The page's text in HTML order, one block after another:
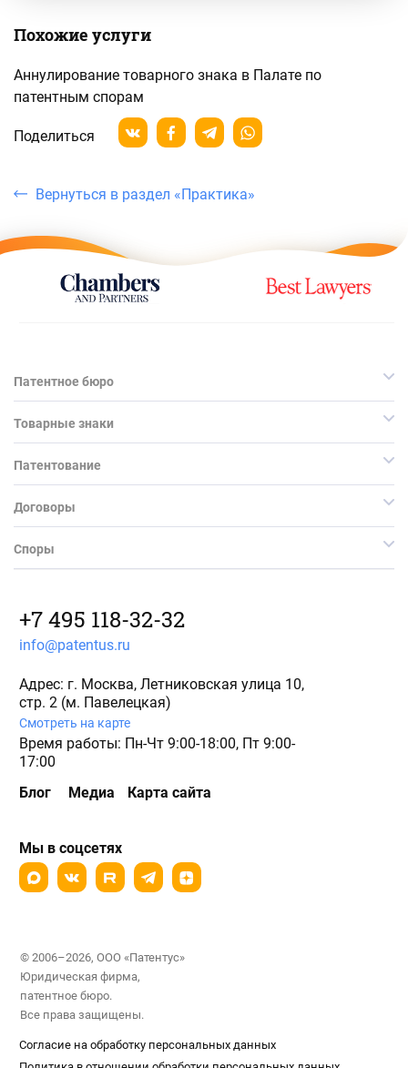
Похожие услуги
Аннулирование товарного знака в Палате по
патентным спорам
Поделиться
Вернуться в раздел «Практика»
Патентное бюро
Товарные знаки
Патентование
Договоры
Споры
+7 495 118-32-32
info@patentus.ru
Адрес: г. Москва, Летниковская улица 10,
стр. 2 (м. Павелецкая)
Смотреть на карте
Время работы: Пн-Чт 9:00-18:00, Пт 9:00-
17:00
Блог
Медиа Карта сайта
Мы в соцсетях
© 2006–2026, ООО «Патентус»
Юридическая фирма,
патентное бюро.
Все права защищены.
Согласие на обработку персональных данных